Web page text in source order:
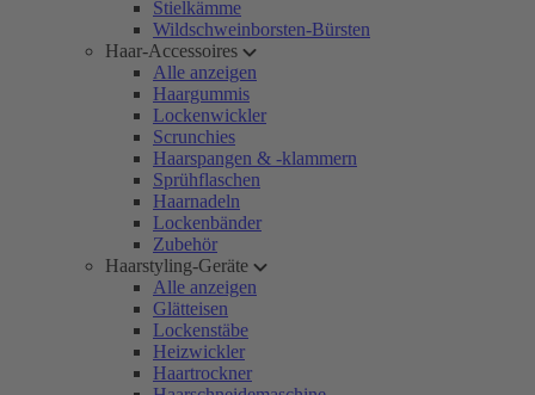
Stielkämme
Wildschweinborsten-Bürsten
Haar-Accessoires
Alle anzeigen
Haargummis
Lockenwickler
Scrunchies
Haarspangen & -klammern
Sprühflaschen
Haarnadeln
Lockenbänder
Zubehör
Haarstyling-Geräte
Alle anzeigen
Glätteisen
Lockenstäbe
Heizwickler
Haartrockner